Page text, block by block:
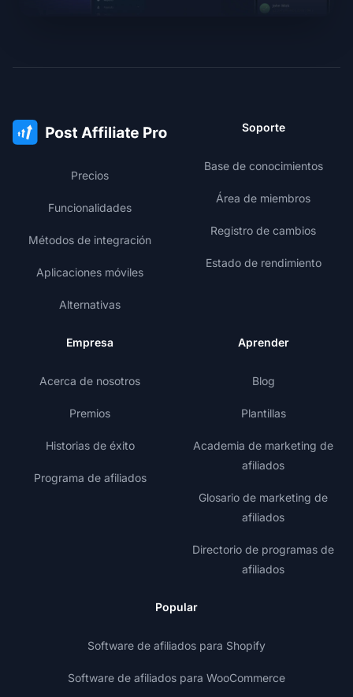
Precios
Funcionalidades
Métodos de integración
Aplicaciones móviles
Alternativas
Soporte
Base de conocimientos
Área de miembros
Registro de cambios
Estado de rendimiento
Empresa
Acerca de nosotros
Premios
Historias de éxito
Programa de afiliados
Aprender
Blog
Plantillas
Academia de marketing de
afiliados
Glosario de marketing de
afiliados
Directorio de programas de
afiliados
Popular
Software de afiliados para Shopify
Software de afiliados para WooCommerce